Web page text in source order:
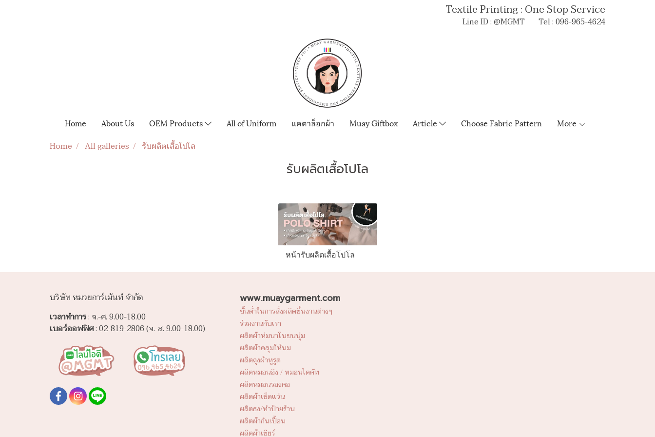
Textile Printing : One Stop Service
Line ID : @MGMT Tel : 096-965-4624
Home About Us OEM Products All of Uniform แคตาล็อกผ้า Muay Giftbox Article Choose Fabric Pattern More
Home All galleries รับผลิตเสื้อโปโล
รับผลิตเสื้อโปโล
หน้ารับผลิตเสื้อโปโล
บริษัท หมวยการ์เม้นท์ จำกัด
เวลาทำการ: จ.-ศ. 9.00-18.00
เบอร์ออฟฟิศ: 02-819-2806 (จ.-ส. 9.00-18.00)
www.muaygarment.com
ขั้นต่ำในการสั่งผลิตชิ้นงานต่างๆ
ร่วมงานกับเรา
ผลิตผ้าห่มนาโนขนนุ่ม
ผลิตผ้าคลุมให้นม
ผลิตถุงผ้าหูรูด
ผลิตหมอนอิง / หมอนไดคัท
ผลิตหมอนรองคอ
ผลิตผ้าเช็ดแว่น
ผลิตธง/ทำป้ายร้าน
ผลิตผ้ากันเปื้อน
ผลิตผ้าเชียร์